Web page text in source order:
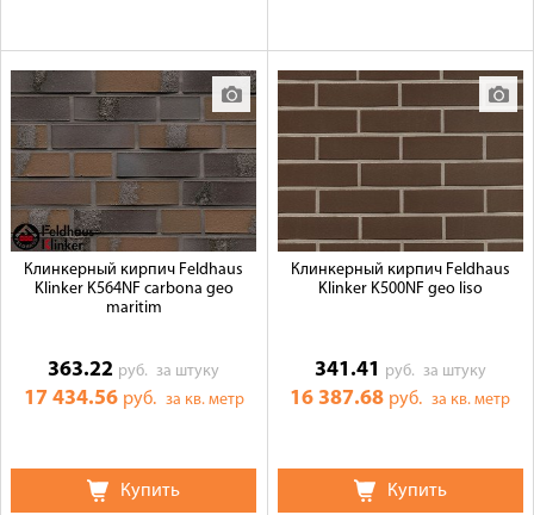
Клинкерный кирпич Feldhaus
Klinker K564NF carbona geo
maritim
363.22 руб.за штуку
17 434.56 руб. за кв. метр
Купить
Клинкерный кирпич Feldhaus
Klinker K500NF geo liso
341.41 руб. за штуку
16 387.68 руб.за кв. метр
Купить